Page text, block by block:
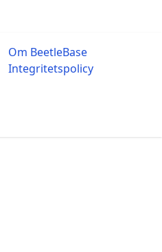
Om BeetleBase
Integritetspolicy